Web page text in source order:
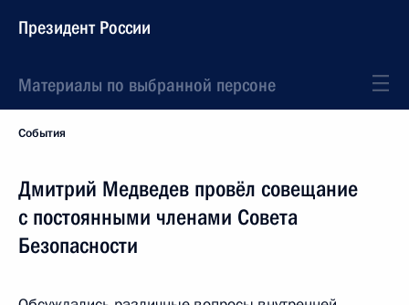
Президент России
Материалы по выбранной персоне
События
Дмитрий Медведев провёл совещание
с постоянными членами Совета
Безопасности